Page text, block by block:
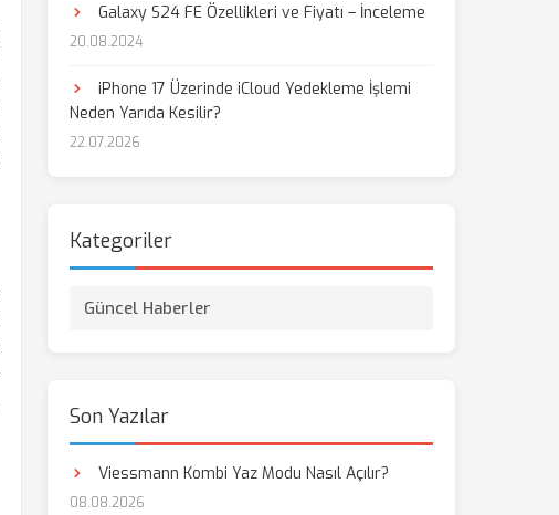
Galaxy S24 FE Özellikleri ve Fiyatı – İnceleme
20.08.2024
iPhone 17 Üzerinde iCloud Yedekleme İşlemi
Neden Yarıda Kesilir?
22.07.2026
Kategoriler
Güncel Haberler
Son Yazılar
Viessmann Kombi Yaz Modu Nasıl Açılır?
08.08.2026